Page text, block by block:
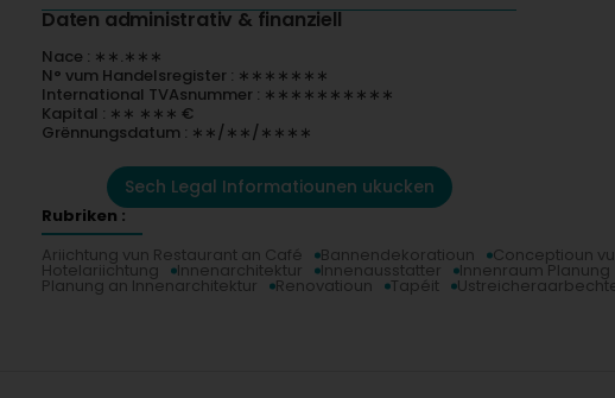
Daten administrativ & finanziell
Nace : ∗∗.∗∗∗
N° vum Handelsregister : ∗∗∗∗∗∗∗
International TVAsnummer : ∗∗∗∗∗∗∗∗∗∗
Kapital : ∗∗ ∗∗∗ €
Grënnungsdatum : ∗∗/∗∗/∗∗∗∗
Sech Legal Informatiounen ukucken
Rubriken :
Ariichtung vun Restaurant an Café
Bannendekoratioun Conceptioun
Hotelariichtung Innenarchitektur Innenausstatter Innenraum Planung
Planung an Innenarchitektur Renovatioun Tapéit